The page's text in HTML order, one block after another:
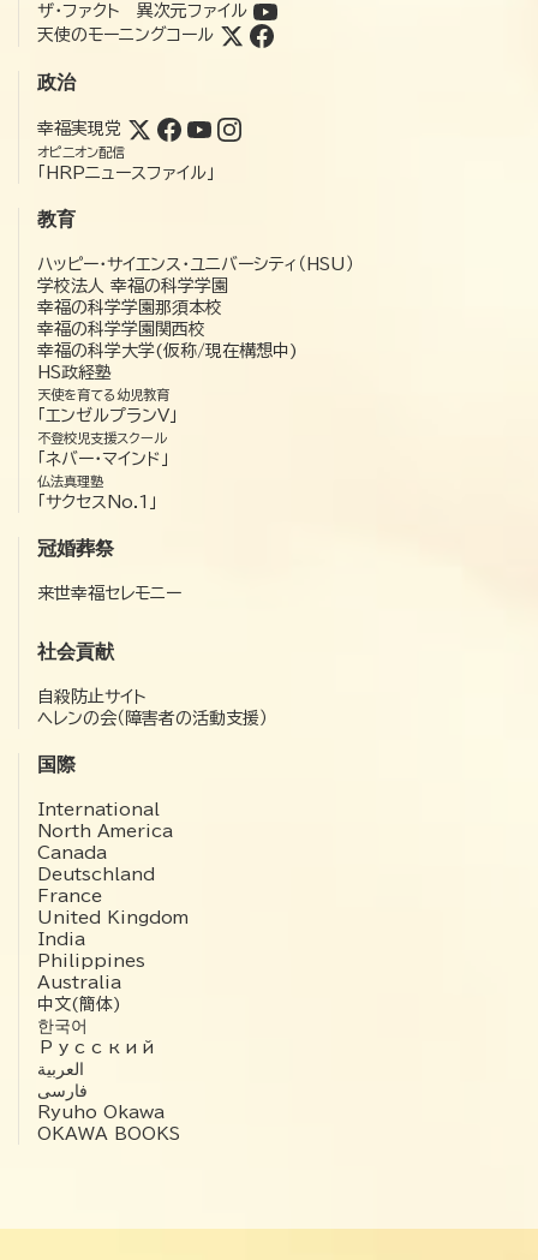
ザ・ファクト 異次元ファイル
天使のモーニングコール
政治
幸福実現党
オピニオン配信
「HRPニュースファイル」
教育
ハッピー・サイエンス・ユニバーシティ（HSU）
学校法人 幸福の科学学園
幸福の科学学園那須本校
幸福の科学学園関西校
幸福の科学大学(仮称/現在構想中)
HS政経塾
天使を育てる幼児教育
「エンゼルプランV」
不登校児支援スクール
「ネバー・マインド」
仏法真理塾
「サクセスNo.1」
冠婚葬祭
来世幸福セレモニー
社会貢献
自殺防止サイト
ヘレンの会（障害者の活動支援）
国際
International
North America
Canada
Deutschland
France
United Kingdom
India
Philippines
Australia
中文(簡体)
한국어
Русский
العربية‏
فارسی
Ryuho Okawa
OKAWA BOOKS